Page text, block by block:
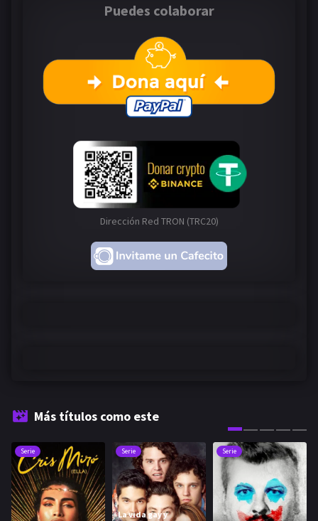
Puedes colaborar
Dirección Red TRON (TRC20)
Más títulos como este
Serie Serie
La vida gay y
Serie